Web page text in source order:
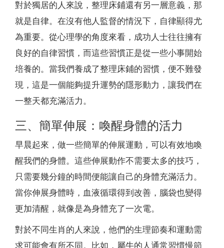
對於獨居的人來說，整理床鋪還有另一層意義，那
就是自律。在沒有他人監督的情況下，自律顯得尤
為重要。從心理學的角度來看，成功人士往往擁有
良好的自律習慣，而這些習慣正是從一些小事開始
培養的。當我們養成了整理床鋪的習慣，便不難發
現，這是一個能夠提升運勢的隱形動力，讓我們在
一整天都充滿活力。
三、簡單伸展：喚醒身體的活力
早晨起來，做一些簡單的伸展運動，可以有效地喚
醒我們的身體。這些伸展動作不需要太多的技巧，
只需要幾分鐘的時間便能讓自己的身體充滿活力。
當你伸展身體時，血液循環得到改善，腦袋也變得
更加清醒，就像是為身體充了一次電。
對於不同生肖的人來說，他們的生理節奏和運動需
求可能會有所不同。比如，屬牛的人通常習慣慢節